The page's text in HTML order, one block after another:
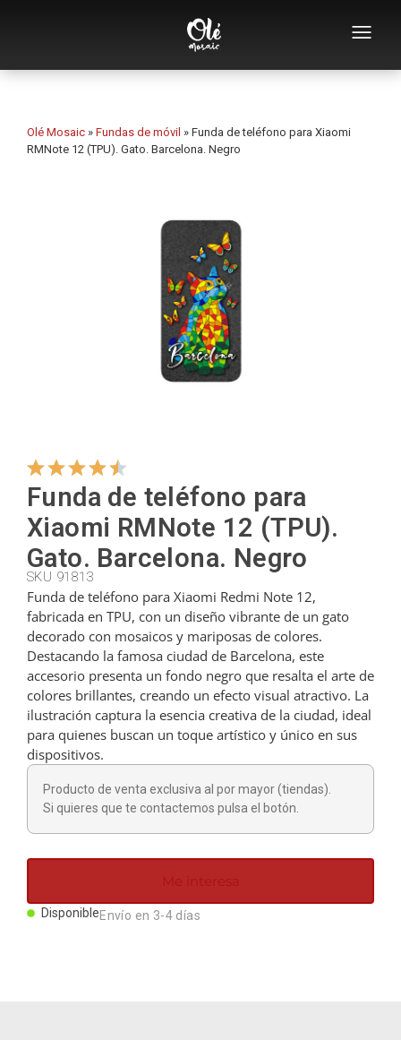
Empresa
Abridores
Colgadores
Cortadores
Cucharones
Dedales
Imanes
Llaveros
Olé Mosaic » Fundas de móvil » Funda de teléfono para Xiaomi
RMNote 12 (TPU). Gato. Barcelona. Negro
Funda de teléfono para
Xiaomi RMNote 12 (TPU).
Gato. Barcelona. Negro
SKU 91813
Funda de teléfono para Xiaomi Redmi Note 12,
fabricada en TPU, con un diseño vibrante de un gato
decorado con mosaicos y mariposas de colores.
Destacando la famosa ciudad de Barcelona, este
accesorio presenta un fondo negro que resalta el arte de
colores brillantes, creando un efecto visual atractivo. La
ilustración captura la esencia creativa de la ciudad, ideal
para quienes buscan un toque artístico y único en sus
dispositivos.
Producto de venta exclusiva al por mayor (tiendas).
Si quieres que te contactemos pulsa el botón.
Me interesa
DisponibleEnvío en 3-4 días